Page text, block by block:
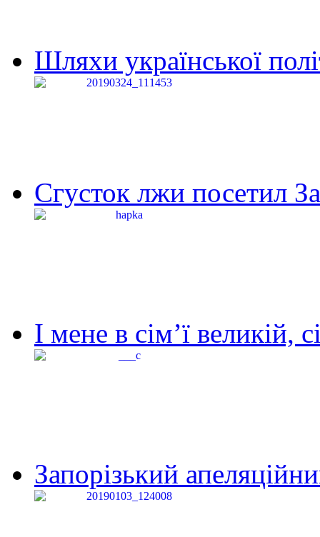
Шляхи української
Сгусток лжи посетил
І мене в сім’ї великій,
Запорізький